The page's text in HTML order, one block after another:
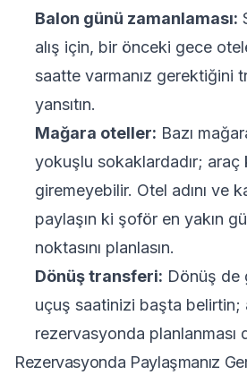
Balon günü zamanlaması:
alış için, bir önceki gece
saatte varmanız gerektiğini
yansıtın.
Mağara oteller: Bazı
yokuşlu sokaklardadır; araç
giremeyebilir. Otel adını ve
paylaşın ki şoför en yakın
noktasını planlasın.
Dönüş transferi: Dönüş de
uçuş saatinizi başta belirtin;
rezervasyonda planlanması
Rezervasyonda Paylaşmanız